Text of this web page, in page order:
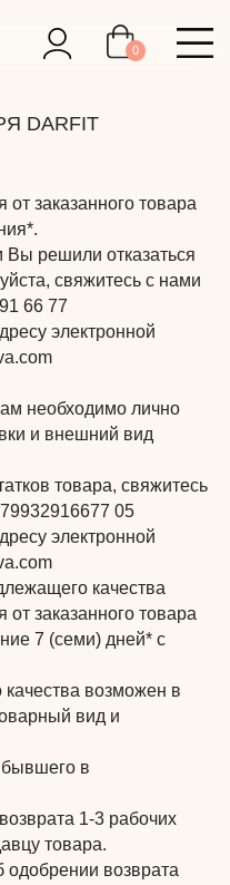
DARFIT
от заказанного товара
Вы решили отказаться
свяжитесь с нами
66 77
электронной
необходимо лично
и внешний вид
товара, свяжитесь
05
электронной
качества
от заказанного товара
7 (семи) дней* с
возможен в
вид и
в
1-3 рабочих
товара.
возврата